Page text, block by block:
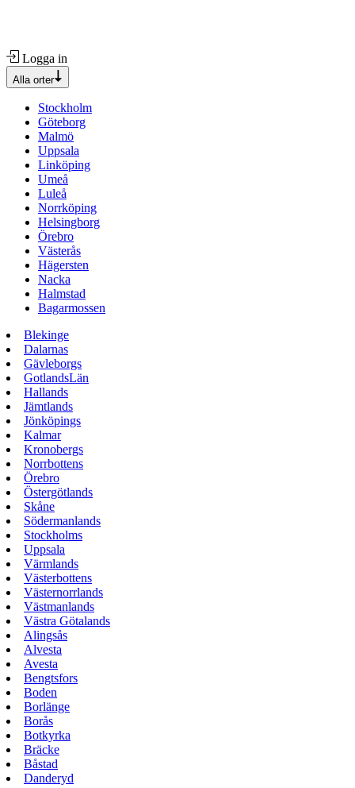
Logga in
Alla orter
Stockholm
Göteborg
Malmö
Uppsala
Linköping
Umeå
Luleå
Norrköping
Helsingborg
Örebro
Västerås
Hägersten
Nacka
Halmstad
Bagarmossen
Blekinge
Dalarnas
Gävleborgs
GotlandsLän
Hallands
Jämtlands
Jönköpings
Kalmar
Kronobergs
Norrbottens
Örebro
Östergötlands
Skåne
Södermanlands
Stockholms
Uppsala
Värmlands
Västerbottens
Västernorrlands
Västmanlands
Västra Götalands
Alingsås
Alvesta
Avesta
Bengtsfors
Boden
Borlänge
Borås
Botkyrka
Bräcke
Båstad
Danderyd